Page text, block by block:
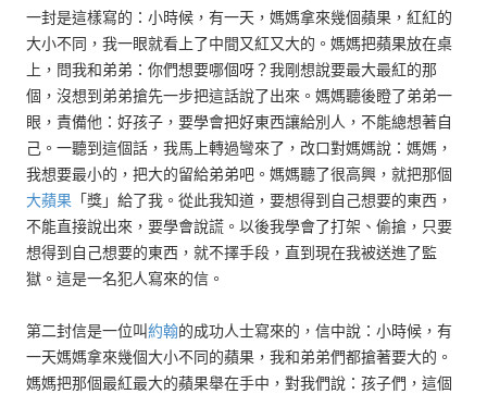
一封是這樣寫的：小時候，有一天，媽媽拿來幾個蘋果，紅紅的
大小不同，我一眼就看上了中間又紅又大的。媽媽把蘋果放在桌
上，問我和弟弟：你們想要哪個呀？我剛想說要最大最紅的那
個，沒想到弟弟搶先一步把這話說了出來。媽媽聽後瞪了弟弟一
眼，責備他：好孩子，要學會把好東西讓給別人，不能總想著自
己。一聽到這個話，我馬上轉過彎來了，改口對媽媽說：媽媽，
我想要最小的，把大的留給弟弟吧。媽媽聽了很高興，就把那個
大蘋果 「獎」給了我。從此我知道，要想得到自己想要的東西，
不能直接說出來，要學會說謊。以後我學會了打架、偷搶，只要
想得到自己想要的東西，就不擇手段，直到現在我被送進了監
獄。這是一名犯人寫來的信。
第二封信是一位叫約翰的成功人士寫來的，信中說：小時候，有
一天媽媽拿來幾個大小不同的蘋果，我和弟弟們都搶著要大的。
媽媽把那個最紅最大的蘋果舉在手中，對我們說：孩子們，這個